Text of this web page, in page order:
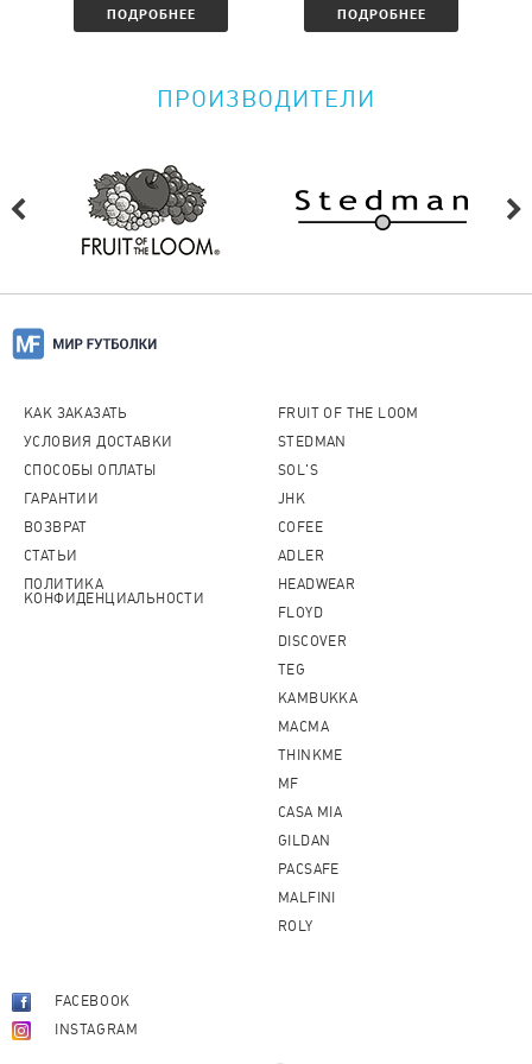
ПОДРОБНЕЕ ПОДРОБНЕЕ
ПРОИЗВОДИТЕЛИ
КАК ЗАКАЗАТЬ
УСЛОВИЯ ДОСТАВКИ
СПОСОБЫ ОПЛАТЫ
ГАРАНТИИ
ВОЗВРАТ
СТАТЬИ
ПОЛИТИКА
КОНФИДЕНЦИАЛЬНОСТИ
FRUIT OF THE LOOM
STEDMAN
SOL'S
JHK
COFEE
ADLER
HEADWEAR
FLOYD
DISCOVER
TEG
KAMBUKKA
MACMA
THINKME
MF
CASA MIA
GILDAN
PACSAFE
MALFINI
ROLY
FACEBOOK
INSTAGRAM